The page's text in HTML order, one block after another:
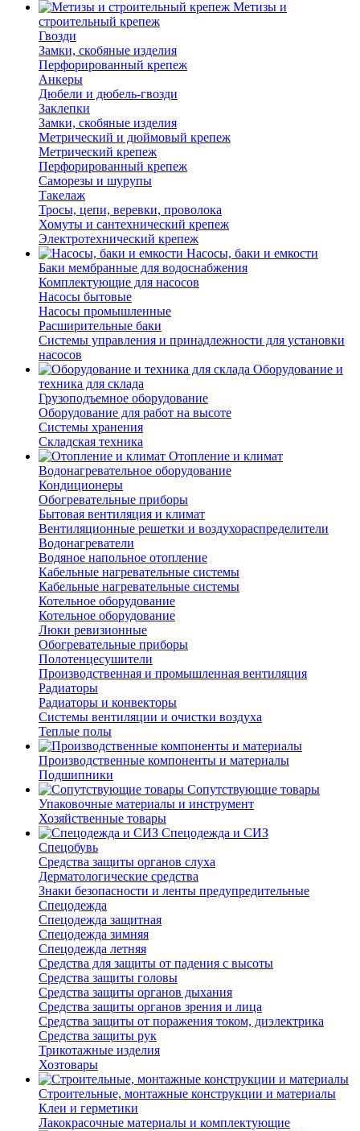
Метизы и
строительный крепеж
Гвозди
Замки, скобяные изделия
Перфорированный крепеж
Анкеры
Дюбели и дюбель-гвозди
Заклепки
Замки, скобяные изделия
Метрический и дюймовый крепеж
Метрический крепеж
Перфорированный крепеж
Саморезы и шурупы
Такелаж
Тросы, цепи, веревки, проволока
Хомуты и сантехнический крепеж
Электротехнический крепеж
Насосы, баки и емкости
Баки мембранные для водоснабжения
Комплектующие для насосов
Насосы бытовые
Насосы промышленные
Расширительные баки
Системы управления и принадлежности для установки
насосов
Оборудование и
техника для склада
Грузоподъемное оборудование
Оборудование для работ на высоте
Системы хранения
Складская техника
Отопление и климат
Водонагревательное оборудование
Кондиционеры
Обогревательные приборы
Бытовая вентиляция и климат
Вентиляционные решетки и воздухораспределители
Водонагреватели
Водяное напольное отопление
Кабельные нагревательные системы
Кабельные нагревательные системы
Котельное оборудование
Котельное оборудование
Люки ревизионные
Обогревательные приборы
Полотенцесушители
Производственная и промышленная вентиляция
Радиаторы
Радиаторы и конвекторы
Системы вентиляции и очистки воздуха
Теплые полы
Производственные компоненты и материалы
Подшипники
Сопутствующие товары
Упаковочные материалы и инструмент
Хозяйственные товары
Спецодежда и СИЗ
Спецобувь
Средства защиты органов слуха
Дерматологические средства
Знаки безопасности и ленты предупредительные
Спецодежда
Спецодежда защитная
Спецодежда зимняя
Спецодежда летняя
Средства для защиты от падения с высоты
Средства защиты головы
Средства защиты органов дыхания
Средства защиты органов зрения и лица
Средства защиты от поражения током, диэлектрика
Средства защиты рук
Трикотажные изделия
Хозтовары
Строительные, монтажные конструкции и материалы
Клеи и герметики
Лакокрасочные материалы и комплектующие